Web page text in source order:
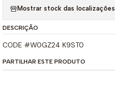
Mostrar stock das localizações
DESCRIÇÃO
CODE #W0GZ24 K9ST0
PARTILHAR ESTE PRODUTO